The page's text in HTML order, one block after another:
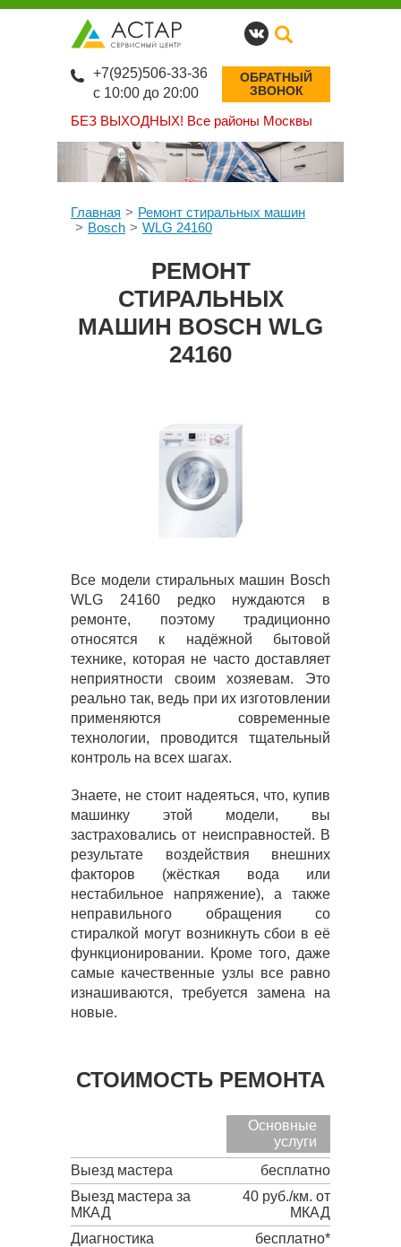
БЕЗ ВЫХОДНЫХ! Все районы Москвы
+7(925)506-33-36
с 10:00 до 20:00
ОБРАТНЫЙ
ЗВОНОК
Главная
Ремонт стиральных машин
Bosch
WLG 24160
РЕМОНТ
СТИРАЛЬНЫХ
МАШИН BOSCH WLG
24160
Все модели стиральных машин Bosch
WLG 24160 редко нуждаются в
ремонте, поэтому традиционно
относятся к надёжной бытовой
технике, которая не часто доставляет
неприятности своим хозяевам. Это
реально так, ведь при их изготовлении
применяются современные
технологии, проводится тщательный
контроль на всех шагах.
Знаете, не стоит надеяться, что, купив
машинку этой модели, вы
застраховались от неисправностей. В
результате воздействия внешних
факторов (жёсткая вода или
нестабильное напряжение), а также
неправильного обращения со
стиралкой могут возникнуть сбои в её
функционировании. Кроме того, даже
самые качественные узлы все равно
изнашиваются, требуется замена на
новые.
СТОИМОСТЬ РЕМОНТА
Основные
услуги
Выезд мастера
бесплатно
Выезд мастера за
МКАД
40 руб./км. от
МКАД
Диагностика
бесплатно*